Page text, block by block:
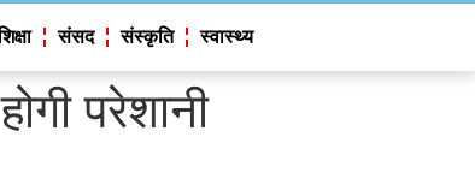
संसद संस्कृति स्वास्थ्य
परेशानी